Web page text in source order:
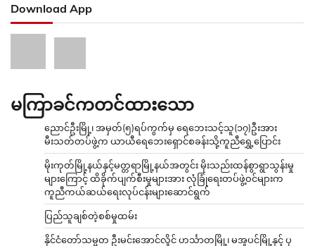
Download App
မကြာခင်ကတင်ထားသော
ညောင်ဦးမြို့၊ အမှတ်(၅)ရပ်ကွက်မှ ရေဘေးသင့်သူ(၁၇)ဦးအား
မီးသတ်တပ်ဖွဲ့က ယာယီရေဘေးရှောင်စခန်းသို့ကူညီရွှေ့ပြောင်း
မိုးကုတ်မြို့နယ်နှင့်မတ္တရာမြို့နယ်အတွင်း မိုးသည်းထန်စွာရွာသွန်းမှု
များကြောင့် ထိခိုက်ပျက်စီးမှုများအား လုံခြုံရေးတပ်ဖွဲ့ဝင်များက
ကူညီကယ်ဆယ်ရေးလုပ်ငန်းများဆောင်ရွက်
ပြည်သူချစ်တဲ့စစ်မှုထမ်း
နိုင်ငံတော်သမ္မတ ဦးမင်းအောင်လှိုင် ဟင်္သာတမြို့၊ မအူပင်မြို့နှင့် ပု